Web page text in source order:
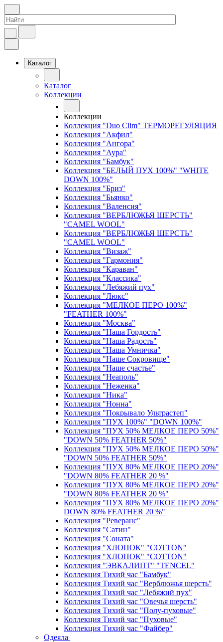
Каталог
Каталог
Коллекции
Коллекции
Коллекция "Duo Clim" ТЕРМОРЕГУЛЯЦИЯ
Коллекция "Акфил"
Коллекция "Ангора"
Коллекция "Аура"
Коллекция "Бамбук"
Коллекция "БЕЛЫЙ ПУХ 100%" "WHITE
DOWN 100%"
Коллекция "Бриз"
Коллекция "Бьянко"
Коллекция "Валенсия"
Коллекция "ВЕРБЛЮЖЬЯ ШЕРСТЬ"
"CAMEL WOOL"
Коллекция "ВЕРБЛЮЖЬЯ ШЕРСТЬ"
"CAMEL WOOL"
Коллекция "Визаж"
Коллекция "Гармония"
Коллекция "Караван"
Коллекция "Классика"
Коллекция "Лебяжий пух"
Коллекция "Люкс"
Коллекция "МЕЛКОЕ ПЕРО 100%"
"FEATHER 100%"
Коллекция "Москва"
Коллекция "Наша Гордость"
Коллекция "Наша Радость"
Коллекция "Наша Умничка"
Коллекция "Наше Сокровище"
Коллекция "Наше счастье"
Коллекция "Неаполь"
Коллекция "Неженка"
Коллекция "Ника"
Коллекция "Нонна"
Коллекция "Покрывало Ультрастеп"
Коллекция "ПУХ 100%" "DOWN 100%"
Коллекция "ПУХ 50% МЕЛКОЕ ПЕРО 50%"
"DOWN 50% FEATHER 50%"
Коллекция "ПУХ 50% МЕЛКОЕ ПЕРО 50%"
"DOWN 50% FEATHER 50%"
Коллекция "ПУХ 80% МЕЛКОЕ ПЕРО 20%"
"DOWN 80% FEATHER 20 %"
Коллекция "ПУХ 80% МЕЛКОЕ ПЕРО 20%"
"DOWN 80% FEATHER 20 %"
Коллекция "ПУХ 80% МЕЛКОЕ ПЕРО 20%"
DOWN 80% FEATHER 20 %"
Коллекция "Реверанс"
Коллекция "Сатин"
Коллекция "Соната"
Коллекция "ХЛОПОК" "COTTON"
Коллекция "ХЛОПОК" "COTTON"
Коллекция "ЭВКАЛИПТ" "TENCEL"
Коллекция Тихий час "Бамбук"
Коллекция Тихий час "Верблюжья шерсть"
Коллекция Тихий час "Лебяжий пух"
Коллекция Тихий час "Овечья шерсть"
Коллекция Тихий час "Полу-пуховые"
Коллекция Тихий час "Пуховые"
Коллекция Тихий час "Файбер"
Одеяла